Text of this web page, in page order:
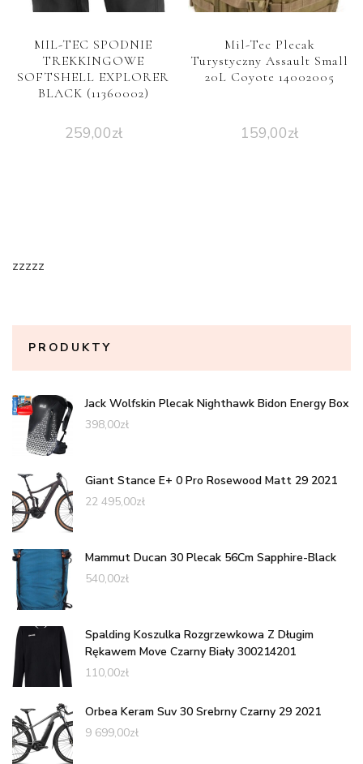
MIL-TEC SPODNIE
TREKKINGOWE
SOFTSHELL EXPLORER
BLACK (11360002)
259,00zł
Mil-Tec Plecak
Turystyczny Assault Small
20L Coyote 14002005
159,00zł
zzzzz
PRODUKTY
Jack Wolfskin Plecak Nighthawk Bidon Energy Box
398,00zł
Giant Stance E+ 0 Pro Rosewood Matt 29 2021
22 495,00zł
Mammut Ducan 30 Plecak 56Cm Sapphire-Black
540,00zł
Spalding Koszulka Rozgrzewkowa Z Długim
Rękawem Move Czarny Biały 300214201
110,00zł
Orbea Keram Suv 30 Srebrny Czarny 29 2021
9 699,00zł